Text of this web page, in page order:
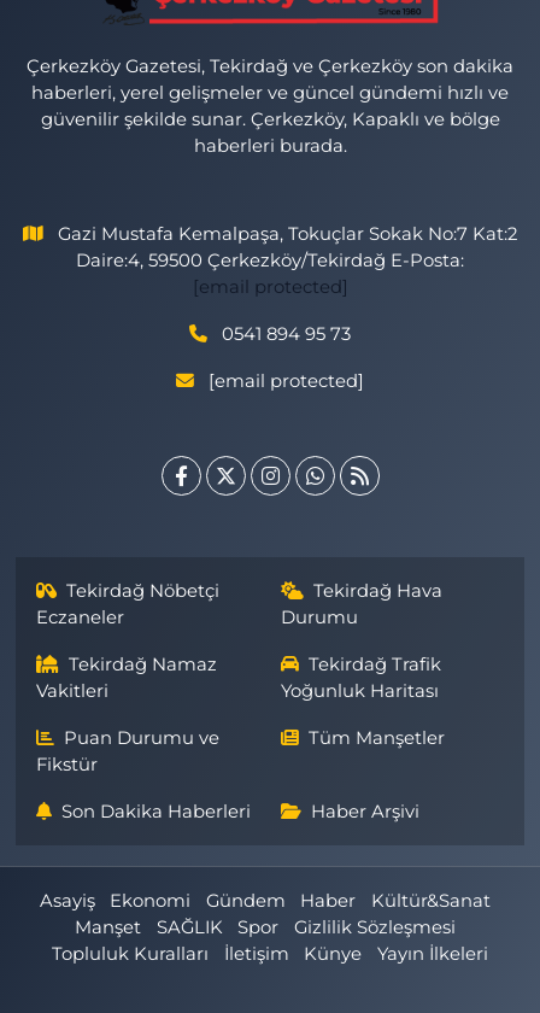
Çerkezköy Gazetesi, Tekirdağ ve Çerkezköy son dakika
haberleri, yerel gelişmeler ve güncel gündemi hızlı ve
güvenilir şekilde sunar. Çerkezköy, Kapaklı ve bölge
haberleri burada.
Gazi Mustafa Kemalpaşa, Tokuçlar Sokak No:7 Kat:2
Daire:4, 59500 Çerkezköy/Tekirdağ E-Posta:
[email protected]
0541 894 95 73
[email protected]
Tekirdağ Nöbetçi
Eczaneler
Tekirdağ Hava
Durumu
Tekirdağ Namaz
Vakitleri
Tekirdağ Trafik
Yoğunluk Haritası
Puan Durumu ve
Fikstür
Tüm Manşetler
Son Dakika Haberleri Haber Arşivi
Asayiş Ekonomi Gündem Haber
Kültür&Sanat
Manşet
SAĞLIK Spor
Gizlilik Sözleşmesi
Topluluk Kuralları
İletişim Künye Yayın İlkeleri